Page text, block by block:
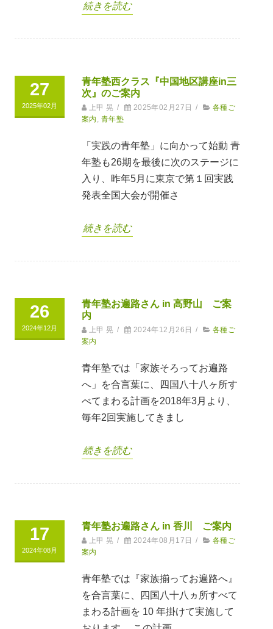
続きを読む
27
2025年02月
青年塾西クラス『中国地区講座in三
次』のご案内
上甲 晃 / 2025年02月27日 /
各種ご
案内
青年塾
「実践の青年塾」に向かって始動 青
年塾も26期を最後に次のステージに
入り、昨年5月に東京で第１回実践
発表全国大会が開催さ
続きを読む
26
2024年12月
青年塾お遍路さん in 高野山 ご案
内
上甲 晃 / 2024年12月26日 /
各種ご
案内
青年塾では「家族そろってお遍路
へ」を合言葉に、四国八十八ヶ所す
べてまわる計画を2018年3月より、
毎年2回実施してきまし
続きを読む
17
2024年08月
青年塾お遍路さん in 香川 ご案内
上甲 晃 / 2024年08月17日 /
各種ご
案内
青年塾では『家族揃ってお遍路へ』
を合言葉に、四国八十八ヵ所すべて
まわる計画を 10 年掛けて実施して